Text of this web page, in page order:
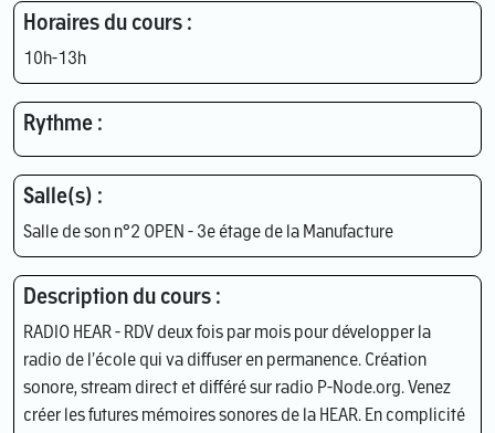
Horaires du cours :
10h-13h
Rythme :
Salle(s) :
Salle de son n°2 OPEN - 3e étage de la Manufacture
Description du cours :
RADIO HEAR - RDV deux fois par mois pour développer la
radio de l’école qui va diffuser en permanence. Création
sonore, stream direct et différé sur radio P-Node.org. Venez
créer les futures mémoires sonores de la HEAR. En complicité